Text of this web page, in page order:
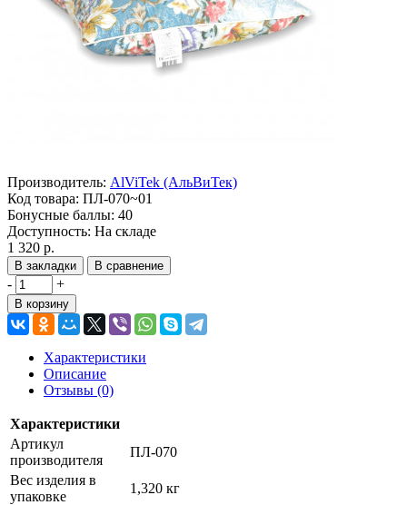
Производитель: AlViTek (АльВиТек)
Код товара: ПЛ-070~01
Бонусные баллы: 40
Доступность: На складе
1 320 р.
В закладки В сравнение
- +
В корзину
Характеристики
Описание
Отзывы (0)
Характеристики
Артикул
производителя
ПЛ-070
Вес изделия в
упаковке
1,320 кг